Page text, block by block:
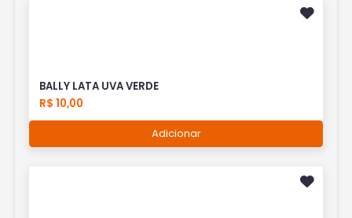
BALLY LATA UVA VERDE
R$ 10,00
Adicionar